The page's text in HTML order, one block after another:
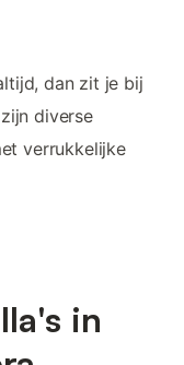
dan zit je bij
diverse
verrukkelijke
in